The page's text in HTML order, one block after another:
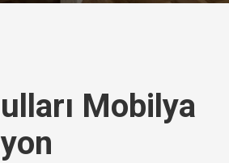
Mobilya